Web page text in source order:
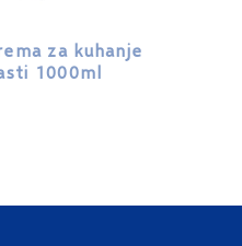
za kuhanje
1000ml